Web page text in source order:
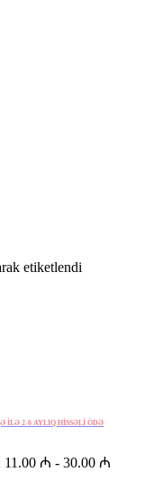
etiketlendi
İLƏ 2-6 AYLIQ HİSSƏLİ ÖDƏ
11.00 ₼ - 30.00 ₼